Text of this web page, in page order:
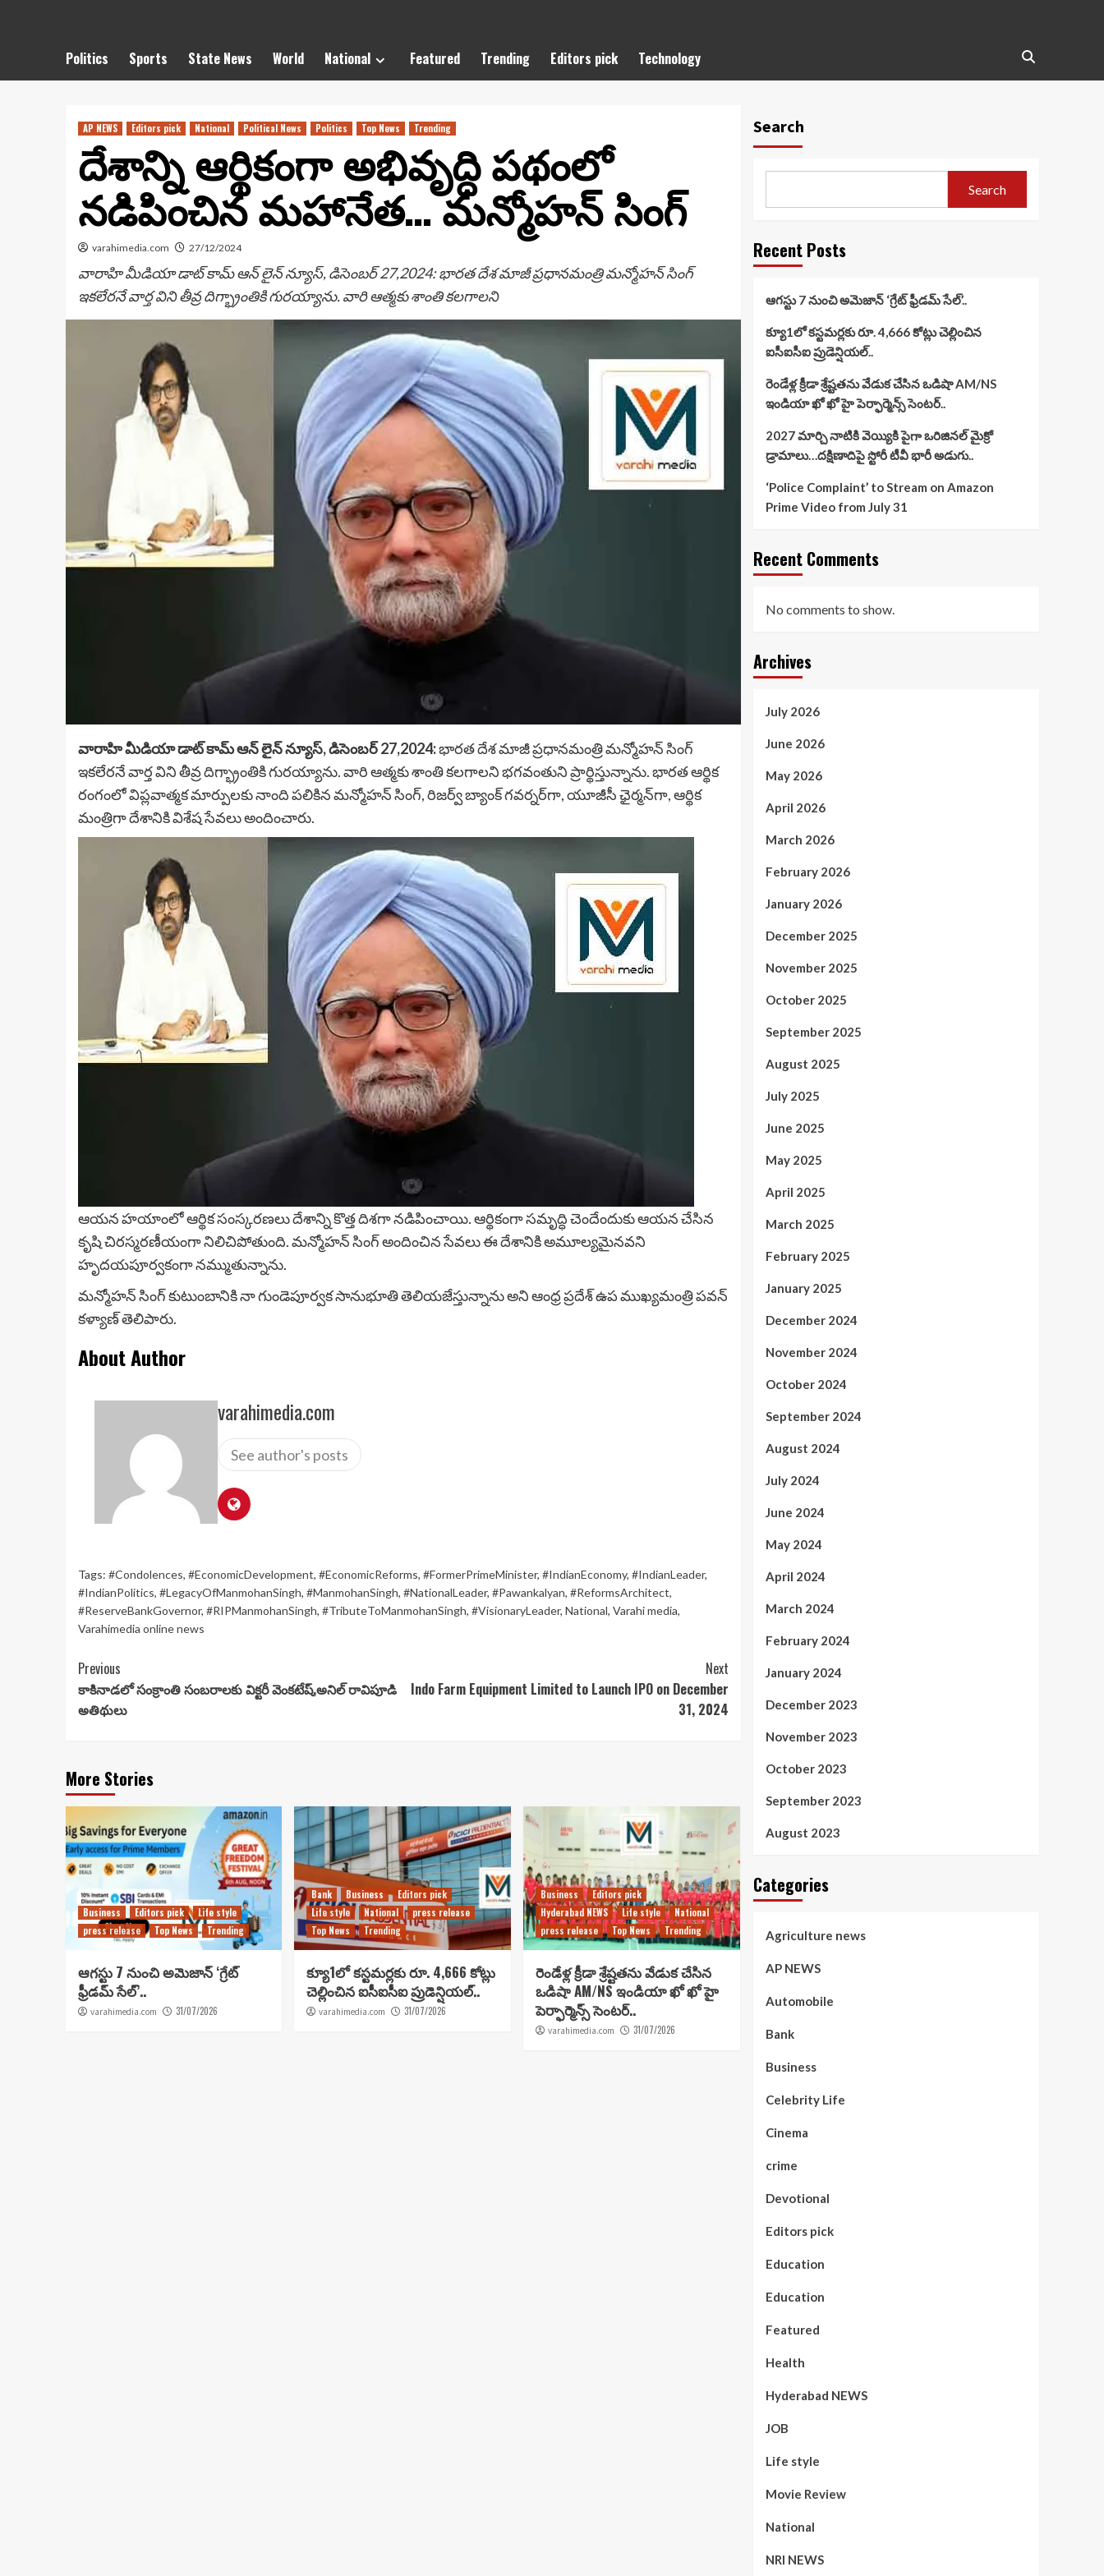
Politics Sports State News World National Featured Trending Editors pick Technology
AP NEWS Editors pick National Political News Politics Top News Trending
దేశాన్ని ఆర్థికంగా అభివృద్ధి పథంలో
నడిపించిన మహానేత… మన్మోహన్ సింగ్
varahimedia.com 27/12/2024
వారాహి మీడియా డాట్ కామ్ ఆన్ లైన్ న్యూస్, డిసెంబర్ 27,2024: భారత దేశ మాజీ ప్రధానమంత్రి మన్మోహన్ సింగ్
ఇకలేరనే వార్త విని తీవ్ర దిగ్భ్రాంతికి గురయ్యాను. వారి ఆత్మకు శాంతి కలగాలని
వారాహి మీడియా డాట్ కామ్ ఆన్ లైన్ న్యూస్, డిసెంబర్ 27,2024:భారత దేశ మాజీ ప్రధానమంత్రి మన్మోహన్ సింగ్
ఇకలేరనే వార్త విని తీవ్ర దిగ్భ్రాంతికి గురయ్యాను. వారి ఆత్మకు శాంతి కలగాలని భగవంతుని ప్రార్థిస్తున్నాను. భారత ఆర్థిక
రంగంలో విప్లవాత్మక మార్పులకు నాంది పలికిన మన్మోహన్ సింగ్, రిజర్వ్ బ్యాంక్ గవర్నర్‌గా, యూజీసీ ఛైర్మన్‌గా, ఆర్థిక
మంత్రిగా దేశానికి విశేష సేవలు అందించారు.
ఆయన హయాంలో ఆర్థిక సంస్కరణలు దేశాన్ని కొత్త దిశగా నడిపించాయి. ఆర్థికంగా సమృద్ధి చెందేందుకు ఆయన చేసిన
కృషి చిరస్మరణీయంగా నిలిచిపోతుంది. మన్మోహన్ సింగ్ అందించిన సేవలు ఈ దేశానికి అమూల్యమైనవని
హృదయపూర్వకంగా నమ్ముతున్నాను.
మన్మోహన్ సింగ్ కుటుంబానికి నా గుండెపూర్వక సానుభూతి తెలియజేస్తున్నాను అని ఆంధ్ర ప్రదేశ్ ఉప ముఖ్యమంత్రి పవన్
కళ్యాణ్ తెలిపారు.
About Author
varahimedia.com
See author's posts
Tags: #Condolences, #EconomicDevelopment, #EconomicReforms, #FormerPrimeMinister, #IndianEconomy, #IndianLeader,
#IndianPolitics, #LegacyOfManmohanSingh, #ManmohanSingh, #NationalLeader, #Pawankalyan, #ReformsArchitect,
#ReserveBankGovernor, #RIPManmohanSingh, #TributeToManmohanSingh, #VisionaryLeader, National, Varahi media,
Varahimedia online news
Continue
Reading
Previous
కాకినాడలో సంక్రాంతి సంబరాలకు విక్టరీ వెంకటేష్,అనిల్ రావిపూడి
అతిథులు
Next
Indo Farm Equipment Limited to Launch IPO on December
31, 2024
More Stories
Business Editors pick
Life style
press release
Top News Trending
ఆగస్టు 7 నుంచి అమెజాన్ ‘గ్రేట్
ఫ్రీడమ్ సేల్’..
varahimedia.com 31/07/2026
Bank Business
Editors pick
Life style
National
press release
Top News
Trending
క్యూ1లో కస్టమర్లకు రూ. 4,666 కోట్లు
చెల్లించిన ఐసీఐసీఐ ప్రుడెన్షియల్..
varahimedia.com 31/07/2026
Business
Editors pick
Hyderabad NEWS
Life style
National
press release
Top News Trending
రెండేళ్ల క్రీడా శ్రేష్టతను వేడుక చేసిన
ఒడిషా AM/NS ఇండియా ఖో ఖో హై
పెర్ఫార్మెన్స్ సెంటర్..
varahimedia.com 31/07/2026
Search
Search
Recent Posts
ఆగస్టు 7 నుంచి అమెజాన్ ‘గ్రేట్ ఫ్రీడమ్ సేల్’..
క్యూ1లో కస్టమర్లకు రూ. 4,666 కోట్లు చెల్లించిన
ఐసీఐసీఐ ప్రుడెన్షియల్..
రెండేళ్ల క్రీడా శ్రేష్టతను వేడుక చేసిన ఒడిషా AM/NS
ఇండియా ఖో ఖో హై పెర్ఫార్మెన్స్ సెంటర్..
2027 మార్చి నాటికి వెయ్యికి పైగా ఒరిజినల్ మైక్రో
డ్రామాలు…దక్షిణాదిపై స్టోరీ టీవీ భారీ అడుగు..
‘Police Complaint’ to Stream on Amazon
Prime Video from July 31
Recent Comments
No comments to show.
Archives
July 2026
June 2026
May 2026
April 2026
March 2026
February 2026
January 2026
December 2025
November 2025
October 2025
September 2025
August 2025
July 2025
June 2025
May 2025
April 2025
March 2025
February 2025
January 2025
December 2024
November 2024
October 2024
September 2024
August 2024
July 2024
June 2024
May 2024
April 2024
March 2024
February 2024
January 2024
December 2023
November 2023
October 2023
September 2023
August 2023
Categories
Agriculture news
AP NEWS
Automobile
Bank
Business
Celebrity Life
Cinema
crime
Devotional
Editors pick
Education
Education
Featured
Health
Hyderabad NEWS
JOB
Life style
Movie Review
National
NRI NEWS